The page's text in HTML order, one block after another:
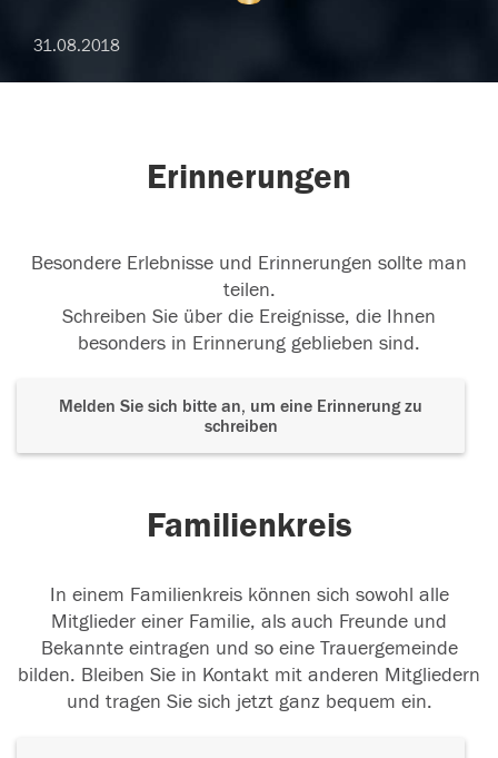
31.08.2018
Erinnerungen
Besondere Erlebnisse und Erinnerungen sollte man
teilen.
Schreiben Sie über die Ereignisse, die Ihnen
besonders in Erinnerung geblieben sind.
Melden Sie sich bitte an, um eine Erinnerung zu
schreiben
Familienkreis
In einem Familienkreis können sich sowohl alle
Mitglieder einer Familie, als auch Freunde und
Bekannte eintragen und so eine Trauergemeinde
bilden. Bleiben Sie in Kontakt mit anderen Mitgliedern
und tragen Sie sich jetzt ganz bequem ein.